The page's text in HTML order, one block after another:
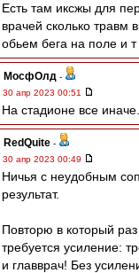
Есть там иксжы для
врачей сколько травм
обьем бега на поле и
МосфОлд -
30 апр 2023 00:51
На стадионе все иначе...
RedQuite -
30 апр 2023 00:49
Ничья с неудобным
результат.
Повторю в который
требуется усиление:
и главврач! Без